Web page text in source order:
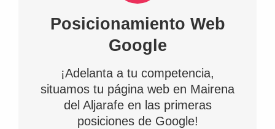
Posicionamiento Web
Google
¡Adelanta a tu competencia,
situamos tu página web en Mairena
del Aljarafe en las primeras
posiciones de Google!